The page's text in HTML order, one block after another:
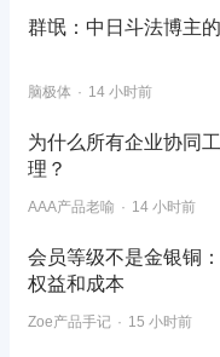
群氓：中日斗法博主
脑极体 14 小时前
为什么所有企业协同
理？
AAA产品老喻 14 小时前
会员等级不是金银铜
权益和成本
Zoe产品手记 15 小时前